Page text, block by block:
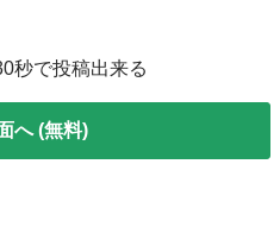
秒で投稿出来る
へ (無料)